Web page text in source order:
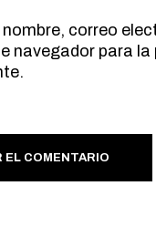
correo
navegador para la
EL COMENTARIO